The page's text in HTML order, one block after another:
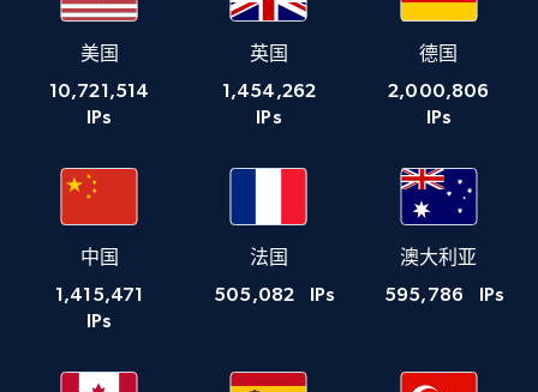
美国
10,721,514
IPs
英国
1,454,262
IPs
德国
2,000,806
IPs
中国
1,415,471
IPs
法国
505,082 IPs
澳大利亚
595,786 IPs